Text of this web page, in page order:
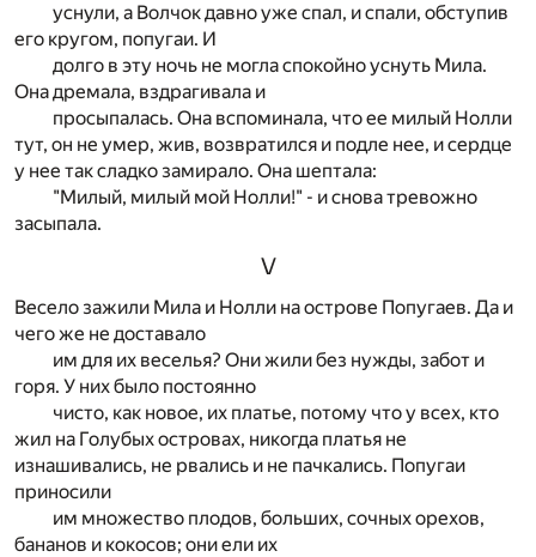
уснули, а Волчок давно уже спал, и спали, обступив
его кругом, попугаи. И
долго в эту ночь не могла спокойно уснуть Мила.
Она дремала, вздрагивала и
просыпалась. Она вспоминала, что ее милый Нолли
тут, он не умер, жив, возвратился и подле нее, и сердце
у нее так сладко замирало. Она шептала:
"Милый, милый мой Нолли!" - и снова тревожно
засыпала.
V
Весело зажили Мила и Нолли на острове Попугаев. Да и
чего же не доставало
им для их веселья? Они жили без нужды, забот и
горя. У них было постоянно
чисто, как новое, их платье, потому что у всех, кто
жил на Голубых островах, никогда платья не
изнашивались, не рвались и не пачкались. Попугаи
приносили
им множество плодов, больших, сочных орехов,
бананов и кокосов; они ели их